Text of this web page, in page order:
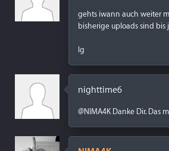
gehts iwann auch weiter
bisherige uploads sind
lg
nighttime6
@NIMA4K Danke Dir. Das